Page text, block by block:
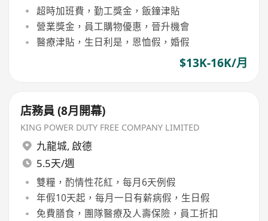
超時加班費，勤工獎金，飯鐘津貼
營業獎金，員工購物優惠，晉升機會
醫療津貼，生日利是，恩恤假，婚假
$13K-16K/月
店務員 (8月開幕)
KING POWER DUTY FREE COMPANY LIMITED
九龍城, 啟德
5.5天/週
雙糧，酌情性花紅，每月6天例假
年假10天起，每月一日有薪病假，生日假
免費膳食，團隊醫療及人壽保險，員工折扣